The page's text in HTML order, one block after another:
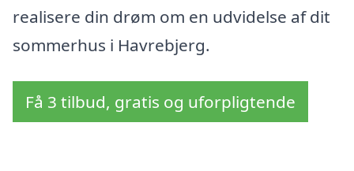
realisere din drøm om en udvidelse af dit
sommerhus i Havrebjerg.
Få 3 tilbud, gratis og uforpligtende